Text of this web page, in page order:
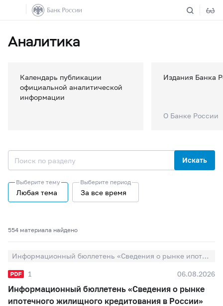
Аналитика
Календарь публикации
официальной аналитической
информации
Издания Банка
О Банке России
Искать
Выберите тему
Любая тема
Выберите период
За все время
554 материалa найдено
Информационный бюллетень «Сведения о рынке ипотечного жилищного кредитования в России»
1 06.08.2026
Информационный бюллетень «Сведения о рынке
ипотечного жилищного кредитования в России»